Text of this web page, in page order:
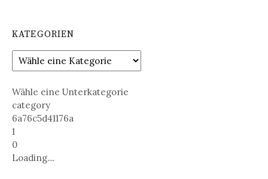
KATEGORIEN
Wähle eine Unterkategorie
category
6a76c5d41176a
1
0
Loading....